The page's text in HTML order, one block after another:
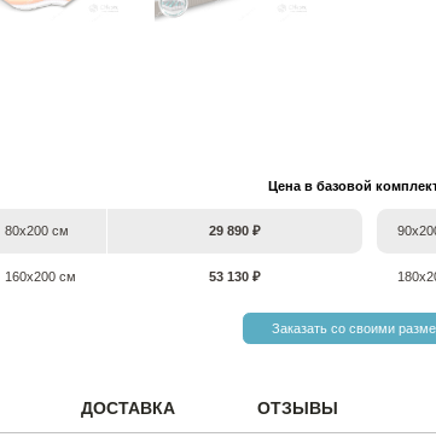
Цена в базовой
80х200 см 29 890 ₽
160х200 см 53 130 ₽
Заказать со своими
ДОСТАВКА ОТЗЫВЫ